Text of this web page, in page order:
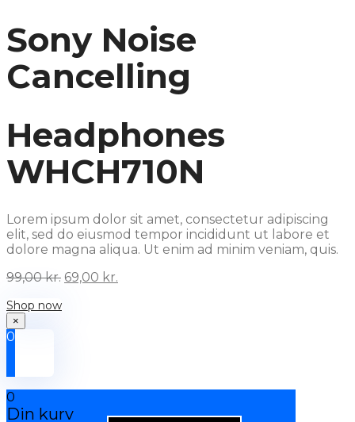
Sony Noise
Cancelling
Headphones
WHCH710N
Lorem ipsum dolor sit amet, consectetur adipiscing
elit, sed do eiusmod tempor incididunt ut labore et
dolore magna aliqua. Ut enim ad minim veniam, quis.
99,00kr. Original
69,00 kr.
Shop now
×
0
0
Din kurv